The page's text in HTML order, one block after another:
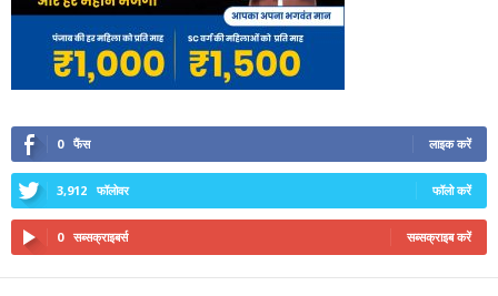
0 फैंस लाइक करें
3,912 फॉलोवर फॉलो करें
0 सब्सक्राइबर्स सब्सक्राइब करें